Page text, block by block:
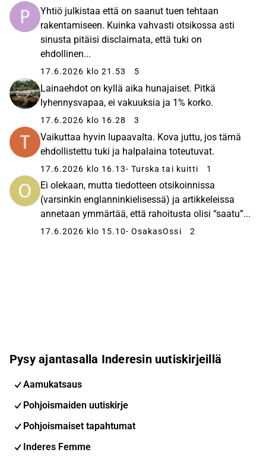
Yhtiö julkistaa että on saanut tuen tehtaan
rakentamiseen. Kuinka vahvasti otsikossa asti
sinusta pitäisi disclaimata, että tuki on
ehdollinen...
17.6.2026 klo 21.53 5
Lainaehdot on kyllä aika hunajaiset. Pitkä
lyhennysvapaa, ei vakuuksia ja 1% korko.
17.6.2026 klo 16.28 3
Vaikuttaa hyvin lupaavalta. Kova juttu, jos tämä
ehdollistettu tuki ja halpalaina toteutuvat.
17.6.2026 klo 16.13- Turska tai kuitti 1
Ei olekaan, mutta tiedotteen otsikoinnissa
(varsinkin englanninkielisessä) ja artikkeleissa
annetaan ymmärtää, että rahoitusta olisi “saatu”...
17.6.2026 klo 15.10- OsakasOssi 2
Pysy ajantasalla Inderesin uutiskirjeillä
Aamukatsaus
Pohjoismaiden uutiskirje
Pohjoismaiset tapahtumat
Inderes Femme